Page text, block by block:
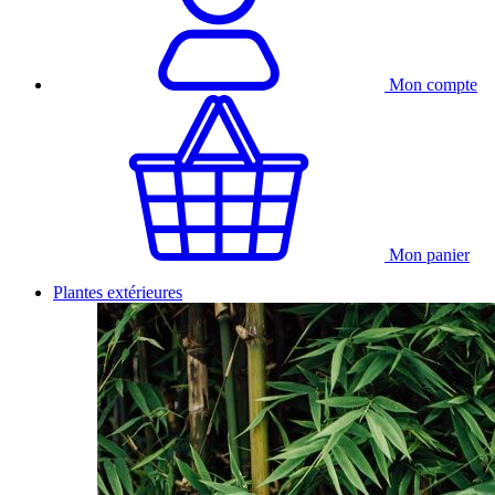
Mon compte
Mon panier
Plantes extérieures